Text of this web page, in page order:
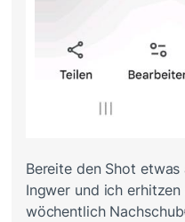
Bereite den Shot
Ingwer und ich
wöchentlich